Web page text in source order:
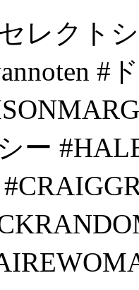
レクト
ー